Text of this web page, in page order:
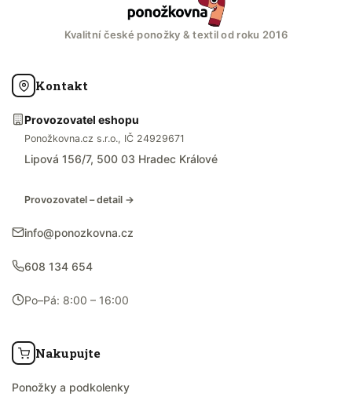
Kvalitní české ponožky & textil od roku 2016
Kontakt
Provozovatel eshopu
Ponožkovna.cz s.r.o., IČ 24929671
Lipová 156/7, 500 03 Hradec Králové
Provozovatel – detail →
info@ponozkovna.cz
608 134 654
Po–Pá: 8:00 – 16:00
Nakupujte
Ponožky a podkolenky